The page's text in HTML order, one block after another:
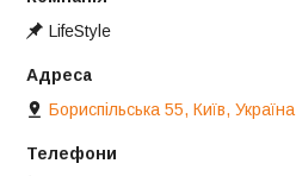
LifeStyle
Бориспільська 55, Київ, Україна